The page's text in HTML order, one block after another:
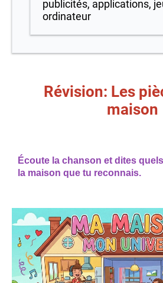
publicités, applications,
ordinateur
Révision: Les
maison
Écoute la chanson et dites
la maison que tu reconnais.